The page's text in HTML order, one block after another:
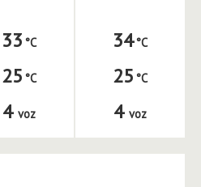
33
25
4 voz
34
25
4 voz